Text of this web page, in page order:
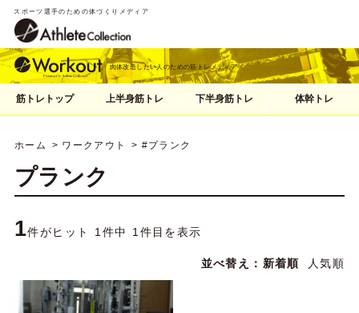
スポーツ選手のための体づくりメディア
肉体改造したい人のための筋トレメディア
筋トレトップ 上半身筋トレ 下半身筋トレ 体幹トレ
ホーム ワークアウト #プランク
プランク
1件がヒット 1件中 1件目を表示
並べ替え： 新着順 人気順